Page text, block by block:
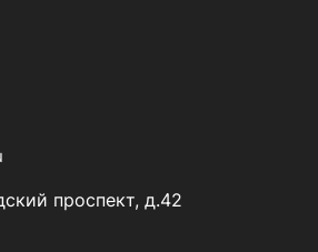
проспект, д.42